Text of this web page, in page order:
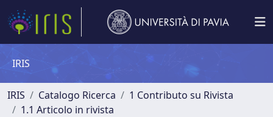
IRIS
IRIS Catalogo Ricerca
1 Contributo su Rivista
1.1 Articolo in rivista